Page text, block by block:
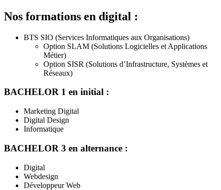
Nos formations en digital :
BTS SIO (Services Informatiques aux Organisations)
Option SLAM (Solutions Logicielles et Applications
Métier)
Option SISR (Solutions d’Infrastructure, Systèmes et
Réseaux)
BACHELOR 1 en initial :
Marketing Digital
Digital Design
Informatique
BACHELOR 3 en alternance :
Digital
Webdesign
Développeur Web